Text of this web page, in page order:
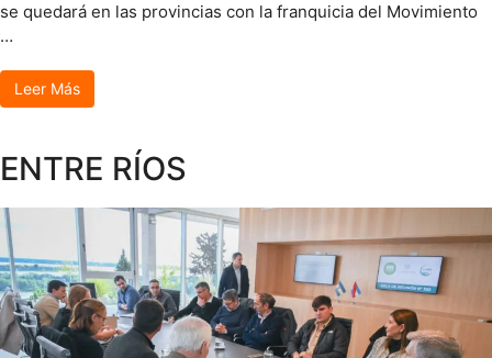
se quedará en las provincias con la franquicia del Movimiento
…
Leer Más
ENTRE RÍOS